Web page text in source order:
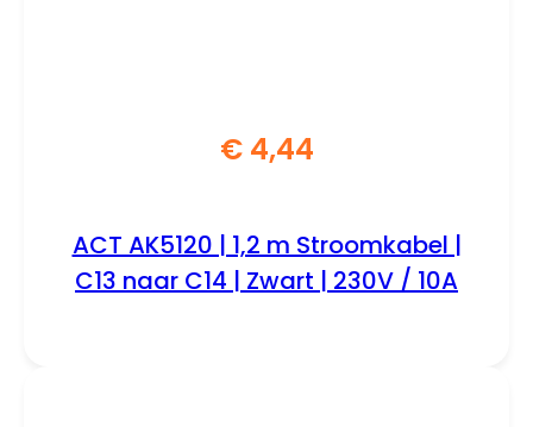
€4,44
ACT AK5120 | 1,2 m Stroomkabel |
C13 naar C14 | Zwart | 230V / 10A